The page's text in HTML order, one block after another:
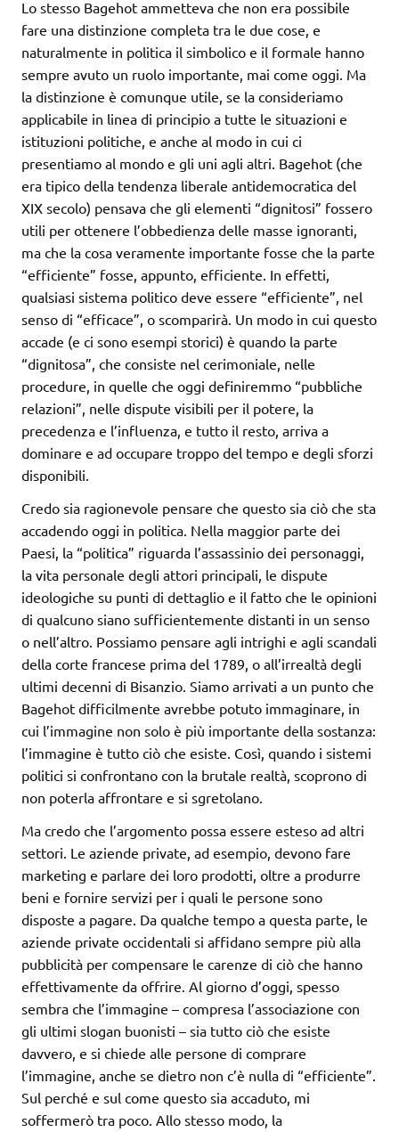
Lo stesso Bagehot ammetteva che non era possibile
fare una distinzione completa tra le due cose, e
naturalmente in politica il simbolico e il formale hanno
sempre avuto un ruolo importante, mai come oggi. Ma
la distinzione è comunque utile, se la consideriamo
applicabile in linea di principio a tutte le situazioni e
istituzioni politiche, e anche al modo in cui ci
presentiamo al mondo e gli uni agli altri. Bagehot (che
era tipico della tendenza liberale antidemocratica del
XIX secolo) pensava che gli elementi “dignitosi” fossero
utili per ottenere l’obbedienza delle masse ignoranti,
ma che la cosa veramente importante fosse che la parte
“efficiente” fosse, appunto, efficiente. In effetti,
qualsiasi sistema politico deve essere “efficiente”, nel
senso di “efficace”, o scomparirà. Un modo in cui questo
accade (e ci sono esempi storici) è quando la parte
“dignitosa”, che consiste nel cerimoniale, nelle
procedure, in quelle che oggi definiremmo “pubbliche
relazioni”, nelle dispute visibili per il potere, la
precedenza e l’influenza, e tutto il resto, arriva a
dominare e ad occupare troppo del tempo e degli sforzi
disponibili.
Credo sia ragionevole pensare che questo sia ciò che sta
accadendo oggi in politica. Nella maggior parte dei
Paesi, la “politica” riguarda l’assassinio dei personaggi,
la vita personale degli attori principali, le dispute
ideologiche su punti di dettaglio e il fatto che le opinioni
di qualcuno siano sufficientemente distanti in un senso
o nell’altro. Possiamo pensare agli intrighi e agli scandali
della corte francese prima del 1789, o all’irrealtà degli
ultimi decenni di Bisanzio. Siamo arrivati a un punto che
Bagehot difficilmente avrebbe potuto immaginare, in
cui l’immagine non solo è più importante della sostanza:
l’immagine è tutto ciò che esiste. Così, quando i sistemi
politici si confrontano con la brutale realtà, scoprono di
non poterla affrontare e si sgretolano.
Ma credo che l’argomento possa essere esteso ad altri
settori. Le aziende private, ad esempio, devono fare
marketing e parlare dei loro prodotti, oltre a produrre
beni e fornire servizi per i quali le persone sono
disposte a pagare. Da qualche tempo a questa parte, le
aziende private occidentali si affidano sempre più alla
pubblicità per compensare le carenze di ciò che hanno
effettivamente da offrire. Al giorno d’oggi, spesso
sembra che l’immagine – compresa l’associazione con
gli ultimi slogan buonisti – sia tutto ciò che esiste
davvero, e si chiede alle persone di comprare
l’immagine, anche se dietro non c’è nulla di “efficiente”.
Sul perché e sul come questo sia accaduto, mi
soffermerò tra poco. Allo stesso modo, la